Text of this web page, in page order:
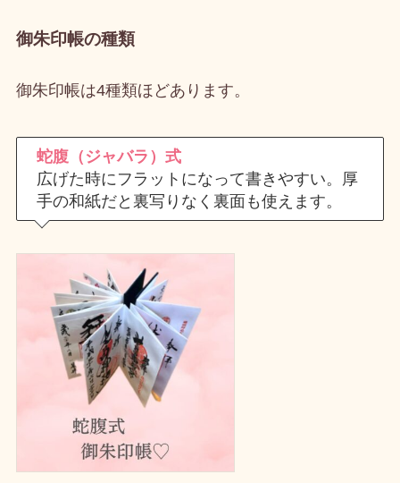
御朱印帳の種類
御朱印帳は4種類ほどあります。
蛇腹（ジャバラ）式
広げた時にフラットになって書きやすい。厚
手の和紙だと裏写りなく裏面も使えます。